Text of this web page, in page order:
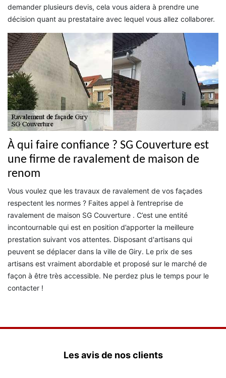
demander plusieurs devis, cela vous aidera à prendre une
décision quant au prestataire avec lequel vous allez collaborer.
À qui faire confiance ? SG Couverture est
une firme de ravalement de maison de
renom
Vous voulez que les travaux de ravalement de vos façades
respectent les normes ? Faites appel à l’entreprise de
ravalement de maison SG Couverture . C’est une entité
incontournable qui est en position d’apporter la meilleure
prestation suivant vos attentes. Disposant d'artisans qui
peuvent se déplacer dans la ville de Giry. Le prix de ses
artisans est vraiment abordable et proposé sur le marché de
façon à être très accessible. Ne perdez plus le temps pour le
contacter !
Les avis de nos clients